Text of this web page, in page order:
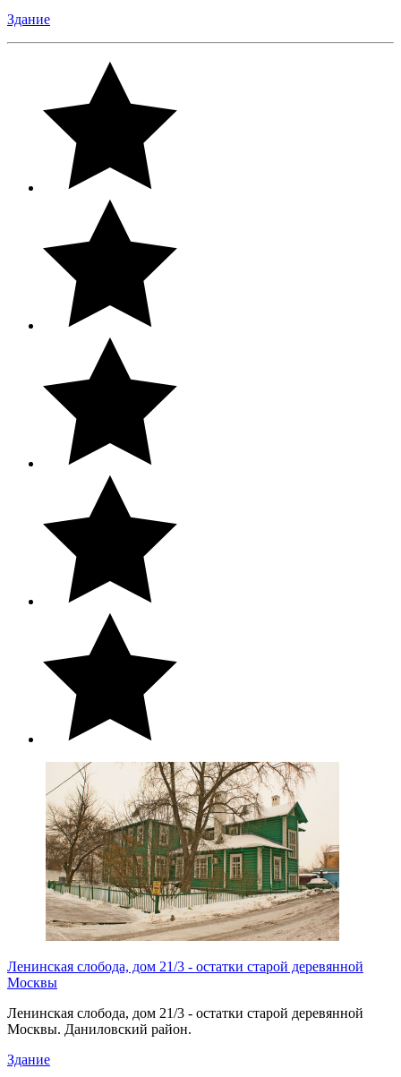
Здание
Ленинская слобода, дом 21/3 - остатки старой деревянной
Москвы
Ленинская слобода, дом 21/3 - остатки старой деревянной
Москвы. Даниловский район.
Здание